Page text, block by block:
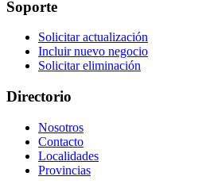
Soporte
Solicitar actualización
Incluir nuevo negocio
Solicitar eliminación
Directorio
Nosotros
Contacto
Localidades
Provincias